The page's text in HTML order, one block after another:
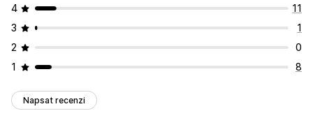
4
11
3
1
2
0
1
8
Napsat recenzi